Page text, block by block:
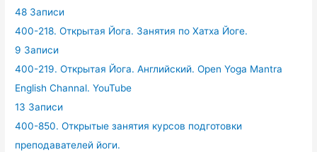
48 Записи
400-218. Открытая Йога. Занятия по Хатха Йоге.
9 Записи
400-219. Открытая Йога. Английский. Open Yoga Mantra
English Channal. YouTube
13 Записи
400-850. Открытые занятия курсов подготовки
преподавателей йоги.